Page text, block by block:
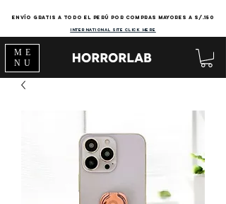
ME
NU
Envío gratis a todo el Perú por compras mayores a s/.150
international site click here